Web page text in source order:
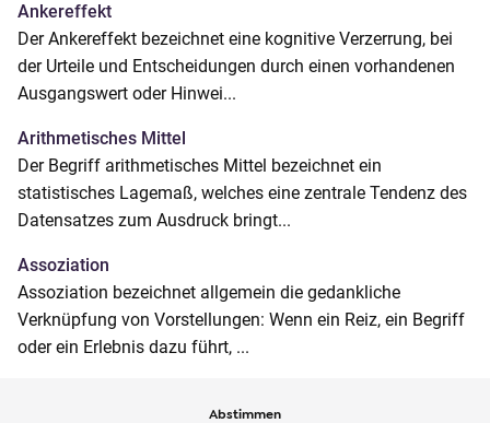
Ankereffekt
Der Ankereffekt bezeichnet eine kognitive Verzerrung, bei
der Urteile und Entscheidungen durch einen vorhandenen
Ausgangswert oder Hinwei...
Arithmetisches Mittel
Der Begriff arithmetisches Mittel bezeichnet ein
statistisches Lagemaß, welches eine zentrale Tendenz des
Datensatzes zum Ausdruck bringt...
Assoziation
Assoziation bezeichnet allgemein die gedankliche
Verknüpfung von Vorstellungen: Wenn ein Reiz, ein Begriff
oder ein Erlebnis dazu führt, ...
Abstimmen